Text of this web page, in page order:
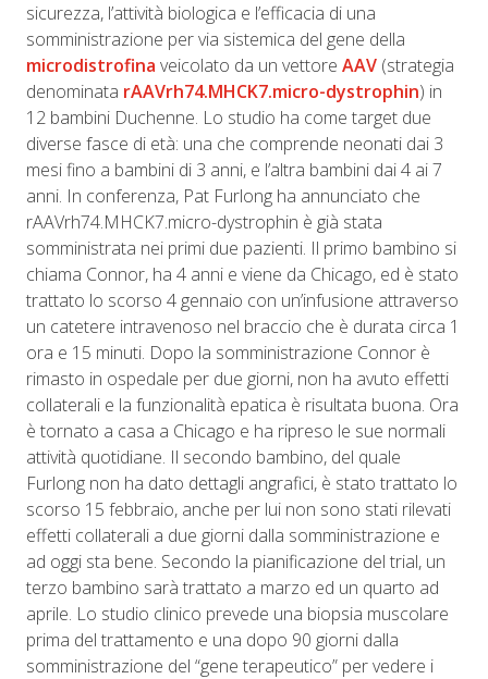
sicurezza, l’attività biologica e l’efficacia di una
somministrazione per via sistemica del gene della
microdistrofina veicolato da un vettore AAV (strategia
denominata rAAVrh74.MHCK7.micro-dystrophin) in
12 bambini Duchenne. Lo studio ha come target due
diverse fasce di età: una che comprende neonati dai 3
mesi fino a bambini di 3 anni, e l’altra bambini dai 4 ai 7
anni. In conferenza, Pat Furlong ha annunciato che
rAAVrh74.MHCK7.micro-dystrophin è già stata
somministrata nei primi due pazienti. Il primo bambino si
chiama Connor, ha 4 anni e viene da Chicago, ed è stato
trattato lo scorso 4 gennaio con un’infusione attraverso
un catetere intravenoso nel braccio che è durata circa 1
ora e 15 minuti. Dopo la somministrazione Connor è
rimasto in ospedale per due giorni, non ha avuto effetti
collaterali e la funzionalità epatica è risultata buona. Ora
è tornato a casa a Chicago e ha ripreso le sue normali
attività quotidiane. Il secondo bambino, del quale
Furlong non ha dato dettagli angrafici, è stato trattato lo
scorso 15 febbraio, anche per lui non sono stati rilevati
effetti collaterali a due giorni dalla somministrazione e
ad oggi sta bene. Secondo la pianificazione del trial, un
terzo bambino sarà trattato a marzo ed un quarto ad
aprile. Lo studio clinico prevede una biopsia muscolare
prima del trattamento e una dopo 90 giorni dalla
somministrazione del “gene terapeutico” per vedere i